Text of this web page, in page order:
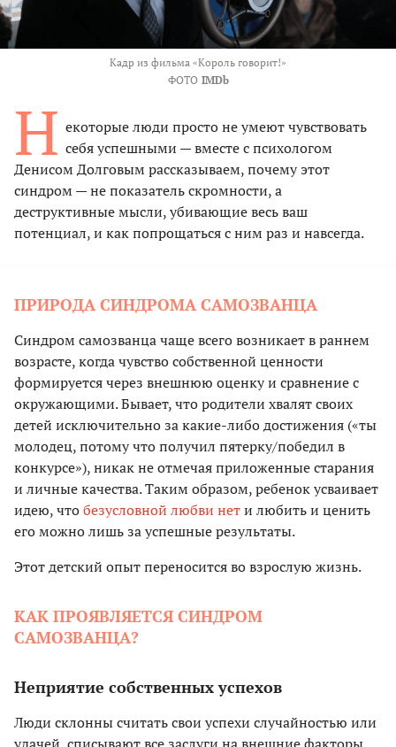
Кадр из фильма «Король говорит!»
ФОТО IMDb
Н екоторые люди просто не умеют чувствовать
себя успешными — вместе с психологом
Денисом Долговым рассказываем, почему этот
синдром — не показатель скромности, а
деструктивные мысли, убивающие весь ваш
потенциал, и как попрощаться с ним раз и навсегда.
ПРИРОДА СИНДРОМА САМОЗВАНЦА
Синдром самозванца чаще всего возникает в раннем
возрасте, когда чувство собственной ценности
формируется через внешнюю оценку и сравнение с
окружающими. Бывает, что родители хвалят своих
детей исключительно за какие-либо достижения («ты
молодец, потому что получил пятерку/победил в
конкурсе»), никак не отмечая приложенные старания
и личные качества. Таким образом, ребенок усваивает
идею, чтобезусловной любви нети любить и ценить
его можно лишь за успешные результаты.
Этот детский опыт переносится во взрослую жизнь.
КАК ПРОЯВЛЯЕТСЯ СИНДРОМ
САМОЗВАНЦА?
Неприятие собственных успехов
Люди склонны считать свои успехи случайностью или